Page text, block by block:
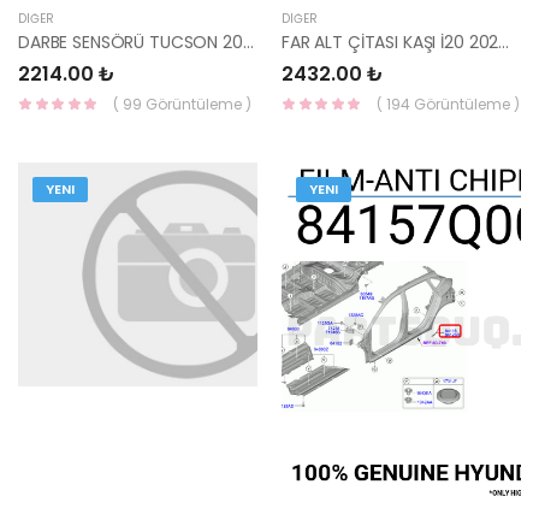
DIĞER
DARBE SENSÖRÜ TUCSON 2021- 95920-AA150-MOBIS
2214.00 ₺
( 99 Görüntüleme )
DIĞER
FAR ALT ÇİTASI KAŞI İ20 2024- ELİTE SOL 86597-Q0GB0- MOBIS
2432.00 ₺
( 194 Görüntüleme )
YENI YENI